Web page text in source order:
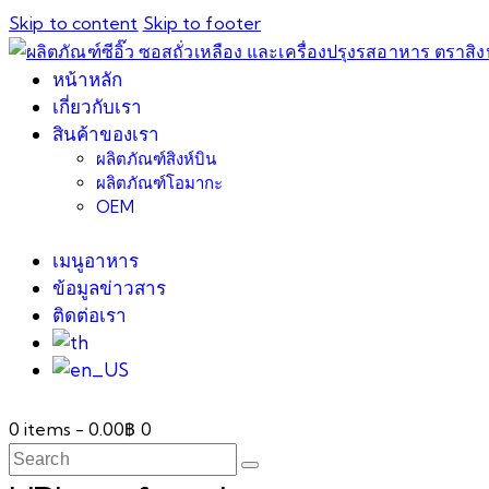
Skip to content Skip to footer
หน้าหลัก
เกี่ยวกับเรา
สินค้าของเรา
ผลิตภัณฑ์สิงห์บิน
ผลิตภัณฑ์โอมากะ
OEM
เมนูอาหาร
ข้อมูลข่าวสาร
ติดต่อเรา
0 items -0.00฿ 0